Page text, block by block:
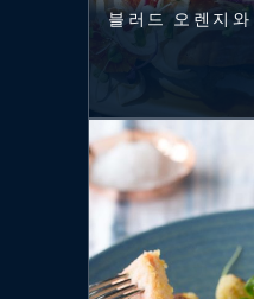
블러드 오렌지